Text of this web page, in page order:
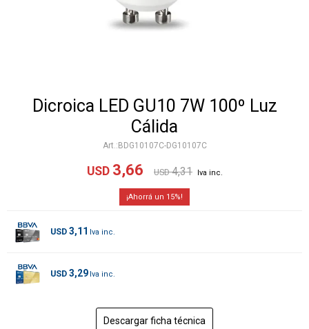
Dicroica LED GU10 7W 100º Luz
Cálida
BDG10107C-DG10107C
USD 3,66 USD 4,31
15
USD 3,11
USD 3,29
Descargar ficha técnica